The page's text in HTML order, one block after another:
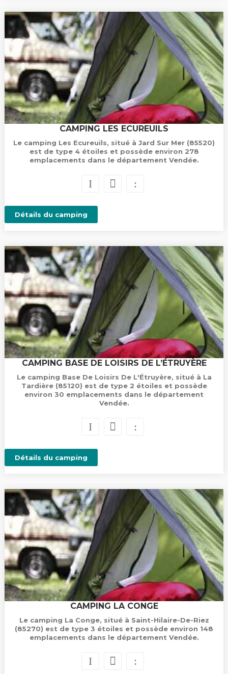
CAMPING LES ECUREUILS
Le camping Les Ecureuils, situé à Jard Sur Mer (85520)
est de type 4 étoiles et possède environ 278
emplacements dans le département Vendée.
Détails du camping
CAMPING BASE DE LOISIRS DE L’ÉTRUYÈRE
Le camping Base De Loisirs De L'Étruyère, situé à La
Tardière (85120) est de type 2 étoiles et possède
environ 30 emplacements dans le département
Vendée.
Détails du camping
CAMPING LA CONGE
Le camping La Conge, situé à Saint-Hilaire-De-Riez
(85270) est de type 3 étoiles et possède environ 148
emplacements dans le département Vendée.